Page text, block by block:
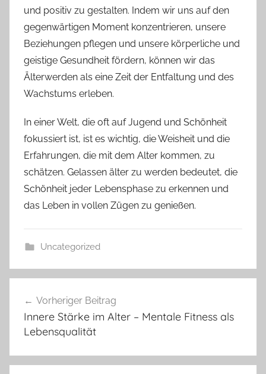
und positiv zu gestalten. Indem wir uns auf den
gegenwärtigen Moment konzentrieren, unsere
Beziehungen pflegen und unsere körperliche und
geistige Gesundheit fördern, können wir das
Älterwerden als eine Zeit der Entfaltung und des
Wachstums erleben.
In einer Welt, die oft auf Jugend und Schönheit
fokussiert ist, ist es wichtig, die Weisheit und die
Erfahrungen, die mit dem Alter kommen, zu
schätzen. Gelassen älter zu werden bedeutet, die
Schönheit jeder Lebensphase zu erkennen und
das Leben in vollen Zügen zu genießen.
Uncategorized
Vorheriger Beitrag
Innere Stärke im Alter – Mentale Fitness als
Lebensqualität